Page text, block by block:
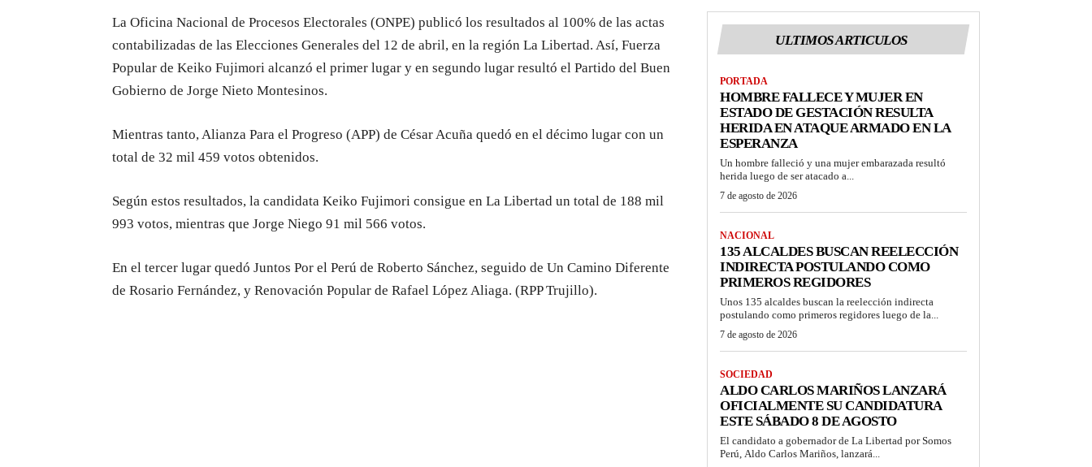
La Oficina Nacional de Procesos Electorales (ONPE) publicó los resultados al 100% de las actas
contabilizadas de las Elecciones Generales del 12 de abril, en la región La Libertad. Así, Fuerza
Popular de Keiko Fujimori alcanzó el primer lugar y en segundo lugar resultó el Partido del Buen
Gobierno de Jorge Nieto Montesinos.
Mientras tanto, Alianza Para el Progreso (APP) de César Acuña quedó en el décimo lugar con un
total de 32 mil 459 votos obtenidos.
Según estos resultados, la candidata Keiko Fujimori consigue en La Libertad un total de 188 mil
993 votos, mientras que Jorge Niego 91 mil 566 votos.
En el tercer lugar quedó Juntos Por el Perú de Roberto Sánchez, seguido de Un Camino Diferente
de Rosario Fernández, y Renovación Popular de Rafael López Aliaga. (RPP Trujillo).
ULTIMOS ARTICULOS
PORTADA
HOMBRE FALLECE Y MUJER EN
ESTADO DE GESTACIÓN RESULTA
HERIDA EN ATAQUE ARMADO EN LA
ESPERANZA
Un hombre falleció y una mujer embarazada resultó
herida luego de ser atacado a...
7 de agosto de 2026
NACIONAL
135 ALCALDES BUSCAN REELECCIÓN
INDIRECTA POSTULANDO COMO
PRIMEROS REGIDORES
Unos 135 alcaldes buscan la reelección indirecta
postulando como primeros regidores luego de la...
7 de agosto de 2026
SOCIEDAD
ALDO CARLOS MARIÑOS LANZARÁ
OFICIALMENTE SU CANDIDATURA
ESTE SÁBADO 8 DE AGOSTO
El candidato a gobernador de La Libertad por Somos
Perú, Aldo Carlos Mariños, lanzará...